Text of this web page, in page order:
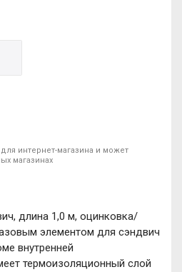
интернет-магазина и может
магазинах
длина 1,0 м, оцинковка/
элементом для сэндвич
внутренней
термоизоляционный слой